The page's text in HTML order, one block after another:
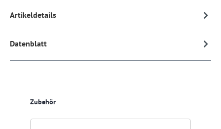
Artikeldetails
Datenblatt
Produktgalerie überspringen
Zubehör